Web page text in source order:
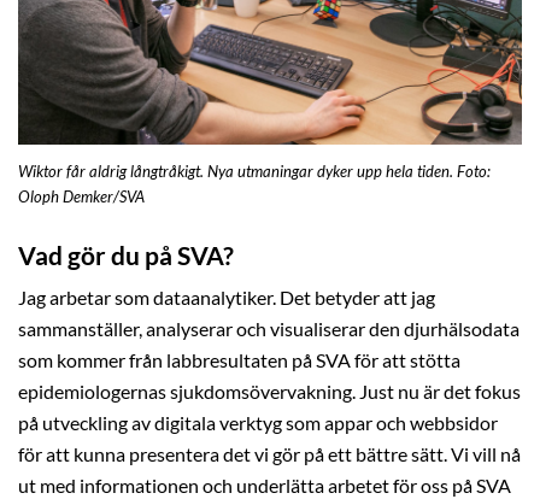
Wiktor får aldrig långtråkigt. Nya utmaningar dyker upp hela tiden. Foto:
Oloph Demker/SVA
Vad gör du på SVA?
Jag arbetar som dataanalytiker. Det betyder att jag
sammanställer, analyserar och visualiserar den djurhälsodata
som kommer från labbresultaten på SVA för att stötta
epidemiologernas sjukdomsövervakning. Just nu är det fokus
på utveckling av digitala verktyg som appar och webbsidor
för att kunna presentera det vi gör på ett bättre sätt. Vi vill nå
ut med informationen och underlätta arbetet för oss på SVA